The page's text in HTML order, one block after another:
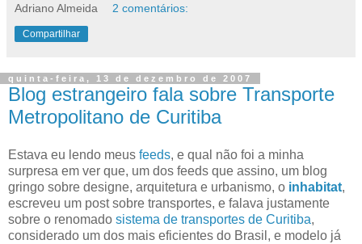
Adriano Almeida 2 comentários:
Compartilhar
quinta-feira, 13 de dezembro de 2007
Blog estrangeiro fala sobre Transporte
Metropolitano de Curitiba
Estava eu lendo meus feeds, e qual não foi a minha
surpresa em ver que, um dos feeds que assino, um blog
gringo sobre designe, arquitetura e urbanismo, o inhabitat,
escreveu um post sobre transportes, e falava justamente
sobre o renomado sistema de transportes de Curitiba,
considerado um dos mais eficientes do Brasil, e modelo já